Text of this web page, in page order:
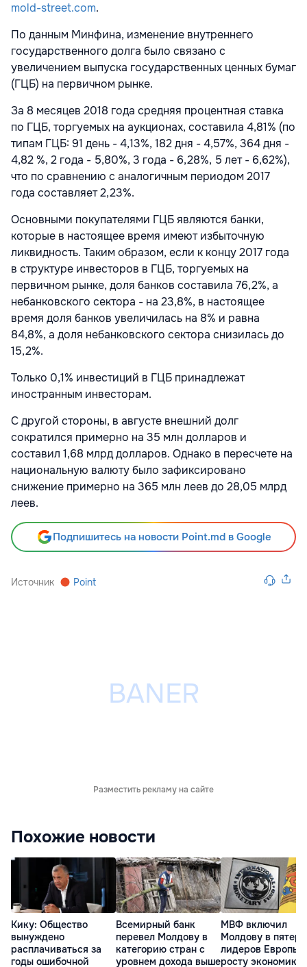
mold-street.com.
По данным Минфина, изменение внутреннего
государственного долга было связано с
увеличением выпуска государственных ценных бумаг
(ГЦБ) на первичном рынке.
За 8 месяцев 2018 года средняя процентная ставка
по ГЦБ, торгуемых на аукционах, составила 4,81% (по
типам ГЦБ: 91 день - 4,13%, 182 дня - 4,57%, 364 дня -
4,82 %, 2 года - 5,80%, 3 года - 6,28%, 5 лет - 6,62%),
что по сравнению с аналогичным периодом 2017
года составляет 2,23%.
Основными покупателями ГЦБ являются банки,
которые в настоящее время имеют избыточную
ликвидность. Таким образом, если к концу 2017 года
в структуре инвесторов в ГЦБ, торгуемых на
первичном рынке, доля банков составила 76,2%, а
небанковского сектора - на 23,8%, в настоящее
время доля банков увеличилась на 8% и равна
84,8%, а доля небанковского сектора снизилась до
15,2%.
Только 0,1% инвестиций в ГЦБ принадлежат
иностранным инвесторам.
С другой стороны, в августе внешний долг
сократился примерно на 35 млн долларов и
составил 1,68 млрд долларов. Однако в пересчете на
национальную валюту было зафиксировано
снижение примерно на 365 млн леев до 28,05 млрд
леев.
Подпишитесь на новости Point.md в Google
Источник Point
Разместить рекламу на сайте
Похожие новости
Кику: Общество
вынуждено
расплачиваться за
годы ошибочной
Всемирный банк
перевел Молдову в
категорию стран с
уровнем дохода выше
МВФ включил
Молдову в
лидеров Европы
росту экономики